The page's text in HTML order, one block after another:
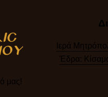
μας!​
Ιερά
Έδρα: